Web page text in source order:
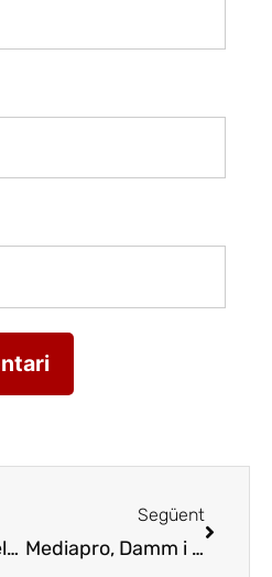
Gonzalo Ferreruela presenta un menjar per emportar gurmet perquè el comensal també ‘sigui el xef’
Següent
Mediapro, Damm i Família Torres busquen startups per impulsar el negoci de bars i restaurants